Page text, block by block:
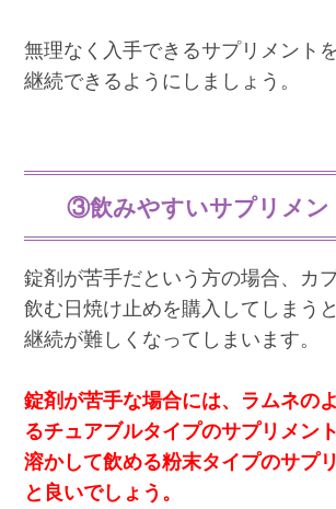
無理なく入手できるサプリメント
継続できるようにしましょう。
③飲みやすいサプリメン
錠剤が苦手だという方の場合、カ
飲む日焼け止めを購入してしまう
継続が難しくなってしまいます。
錠剤が苦手な場合には、ラムネの
るチュアブルタイプのサプリメン
溶かして飲める粉末タイプのサプ
と良いでしょう。